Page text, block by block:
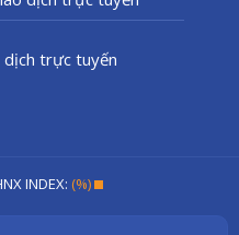
dịch trực tuyến
INDEX: (%)